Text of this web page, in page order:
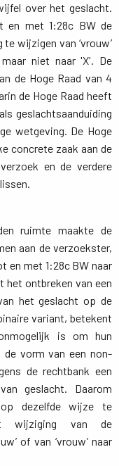
over het geslacht.
en met 1:28c BW de
wijzigen van ‘vrouw’
niet naar 'X'. De
de Hoge Raad van 4
de Hoge Raad heeft
geslachtsaanduiding
wetgeving. De Hoge
concrete zaak aan de
en de verdere
ruimte maakte de
aan de verzoekster,
en met 1:28c BW naar
het ontbreken van een
het geslacht op de
variant, betekent
is om hun
vorm van een non-
de rechtbank een
geslacht. Daarom
dezelfde wijze te
wijziging van de
of van ‘vrouw’ naar